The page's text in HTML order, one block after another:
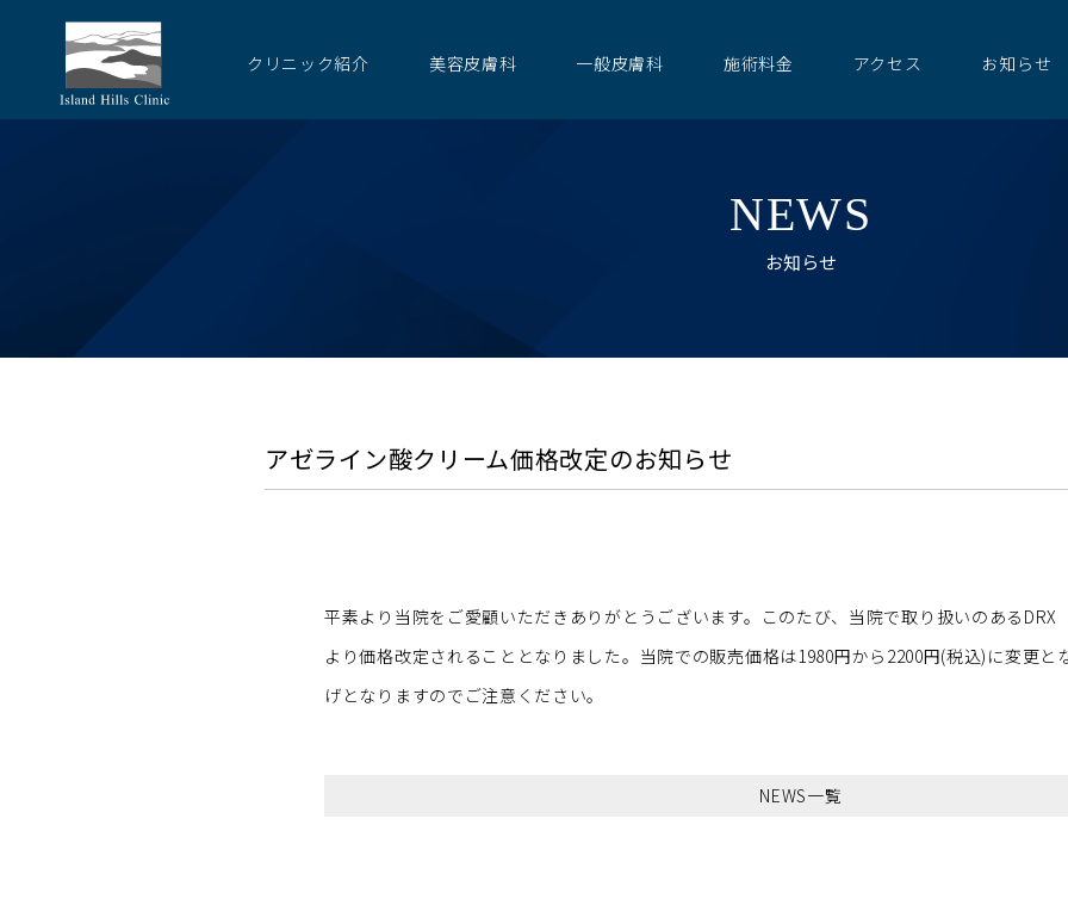
クリニック紹介 美容皮膚科 一般皮膚科 施術料金 アクセス お知らせ
NEWS
お知らせ
アゼライン酸クリーム価格改定のお知らせ
平素より当院をご愛顧いただきありがとうございます。このたび、当院で取り扱いのある
より価格改定されることとなりました。当院での販売価格は1980円から2200円(税込)に変更と
げとなりますのでご注意ください。
NEWS一覧